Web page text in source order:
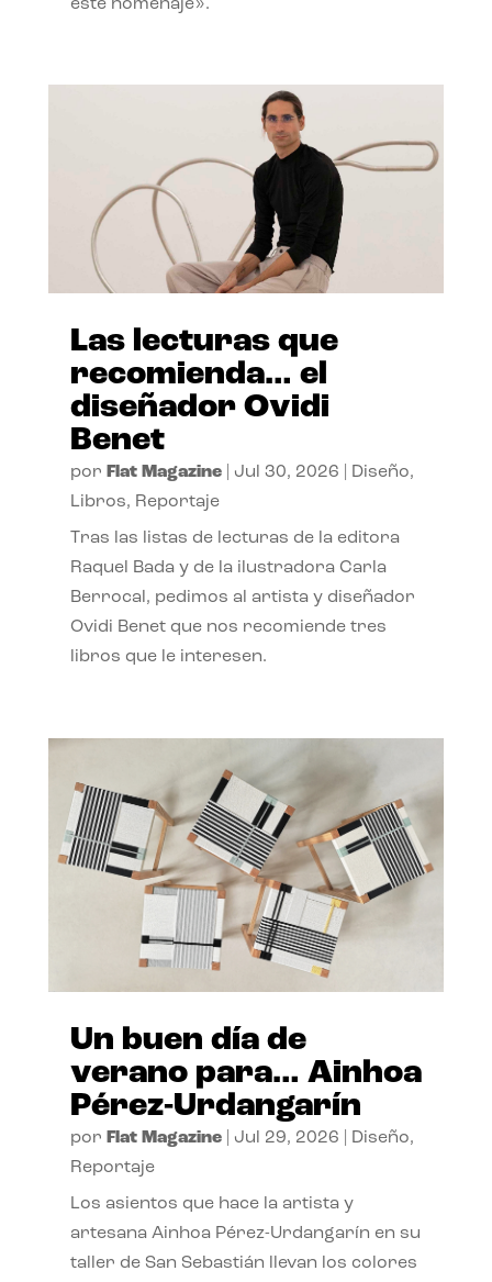
este homenaje».
Las lecturas que
recomienda… el
diseñador Ovidi
Benet
por Flat Magazine| Jul 30, 2026 Diseño,
Libros, Reportaje
Tras las listas de lecturas de la editora
Raquel Bada y de la ilustradora Carla
Berrocal, pedimos al artista y diseñador
Ovidi Benet que nos recomiende tres
libros que le interesen.
Un buen día de
verano para… Ainhoa
Pérez-Urdangarín
por Flat Magazine| Jul 29, 2026 Diseño,
Reportaje
Los asientos que hace la artista y
artesana Ainhoa Pérez-Urdangarín en su
taller de San Sebastián llevan los colores